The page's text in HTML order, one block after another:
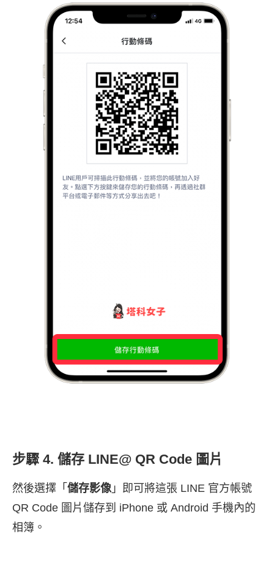
步驟 4. 儲存 LINE@ QR Code 圖片
然後選擇「 儲存影像 」即可將這張 LINE 官方帳號
QR Code 圖片儲存到 iPhone 或 Android 手機內的
相簿。